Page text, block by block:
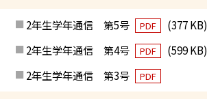
2年生学年通信 第5号 PDF
(377 KB)
2年生学年通信 第4号
PDF
(599 KB)
2年生学年通信 第3号
PDF